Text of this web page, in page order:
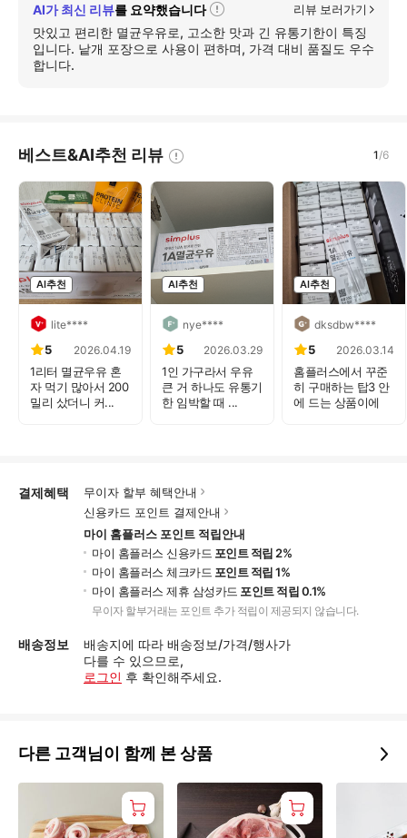
AI가 최신 리뷰를 요약했습니다
자
세
히
리뷰 보러가기
맛있고 편리한 멸균우유로, 고소한 맛과 긴 유통기한이 특징
입니다. 낱개 포장으로 사용이 편하며, 가격 대비 품질도 우수
합니다.
베스트&AI추천 리뷰 1/6
AI추천
lite****
5 2026.04.19
1리터 멸균우유 혼
자 먹기 많아서 200
밀리 샀더니 커...
AI추천
nye****
5 2026.03.29
1인 가구라서 우유
큰 거 하나도 유통기
한 임박할 때 ...
AI추천
dksdbw****
5 2026.03.14
홈플러스에서 꾸준
히 구매하는 탑3 안
에 드는 상품이에
결제혜택
무이자 할부 혜택안내
신용카드 포인트 결제안내
마이 홈플러스 포인트 적립안내
마이 홈플러스 신용카드 포인트 적립 2%
마이 홈플러스 체크카드 포인트 적립 1%
마이 홈플러스 제휴 삼성카드 포인트 적립 0.1%
무이자 할부거래는 포인트 추가 적립이 제공되지 않습니다.
배송정보
배송지에 따라 배송정보/가격/행사가
다를 수 있으므로,
로그인 후 확인해주세요.
다른 고객님이 함께 본 상품